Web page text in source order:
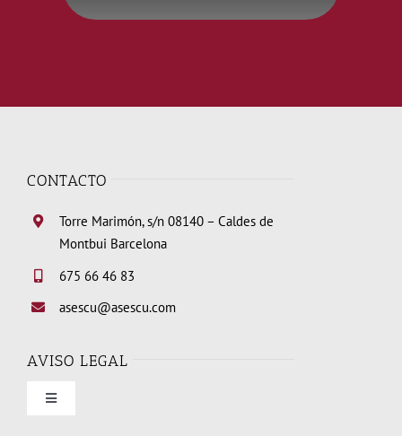
CONTACTO
Torre Marimón, s/n 08140 – Caldes de
Montbui Barcelona
675 66 46 83
asescu@asescu.com
AVISO LEGAL
Toggle